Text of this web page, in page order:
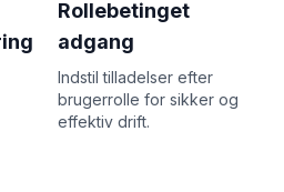
Rollebetinget
adgang
Indstil tilladelser efter
brugerrolle for sikker og
effektiv drift.